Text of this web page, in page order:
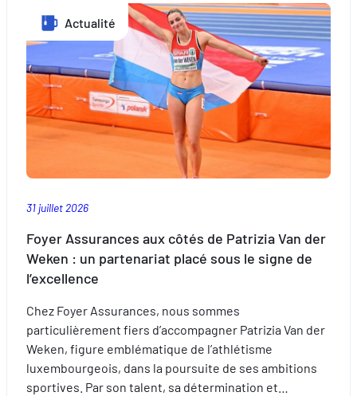
comprenant comment vous arrivez sur notre site.
Proposer des offres et services personnalisés et en
les performances. Partager des informations avec les
sociaux utilisés et vous permettre de visualiser du contenu
hébergé sur un site externe.
fête
foraine
au
cœur
de
la
tradition
luxembourgeoise
Actualité
31 juillet 2026
Foyer Assurances aux côtés de Patrizia Van der
Weken : un partenariat placé sous le signe de
l’excellence
Chez Foyer Assurances, nous sommes
particulièrement fiers d’accompagner Patrizia Van der
Weken, figure emblématique de l’athlétisme
luxembourgeois, dans la poursuite de ses ambitions
sportives. Par son talent, sa détermination et…